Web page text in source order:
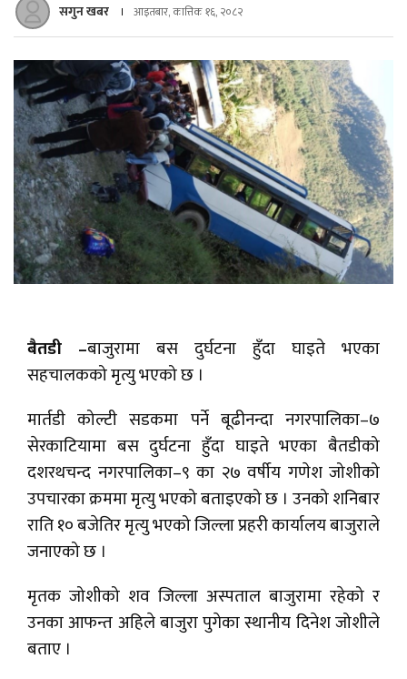
सगुन खबर आइतबार, कात्तिक १६, २०८२
बैतडी –बाजुरामा बस दुर्घटना हुँदा घाइते भएका
सहचालकको मृत्यु भएको छ ।
मार्तडी कोल्टी सडकमा पर्ने बूढीनन्दा नगरपालिका–७
सेरकाटियामा बस दुर्घटना हुँदा घाइते भएका बैतडीको
दशरथचन्द नगरपालिका–९ का २७ वर्षीय गणेश जोशीको
उपचारका क्रममा मृत्यु भएको बताइएको छ । उनको शनिबार
राति १० बजेतिर मृत्यु भएको जिल्ला प्रहरी कार्यालय बाजुराले
जनाएको छ ।
मृतक जोशीको शव जिल्ला अस्पताल बाजुरामा रहेको र
उनका आफन्त अहिले बाजुरा पुगेका स्थानीय दिनेश जोशीले
बताए ।